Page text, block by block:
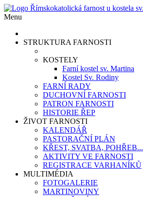
Menu
STRUKTURA FARNOSTI
KOSTELY
Farní kostel sv. Martina
Kostel Sv. Rodiny
FARNÍ RADY
DUCHOVNÍ FARNOSTI
PATRON FARNOSTI
HISTORIE ŘEP
ŽIVOT FARNOSTI
KALENDÁŘ
PASTORAČNÍ PLÁN
KŘEST, SVATBA, POHŘEB...
AKTIVITY VE FARNOSTI
REGISTRACE VARHANÍKŮ
MULTIMÉDIA
FOTOGALERIE
MARTINOVINY